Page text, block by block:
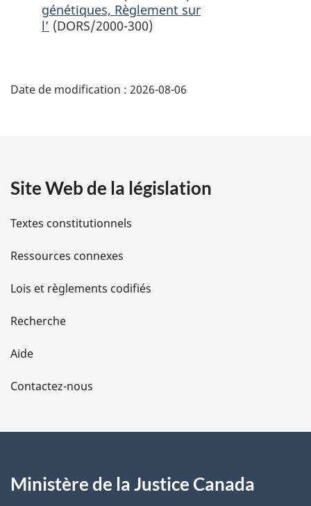
génétiques, Règlement sur
l’ (DORS/2000-300)
é
i
l
s
d
e
l
a
e
Date de modification : 2026-08-06
Site Web de la législation
Textes constitutionnels
Ressources connexes
Lois et règlements codifiés
Recherche
Aide
Contactez-nous
Ministère de la Justice Canada